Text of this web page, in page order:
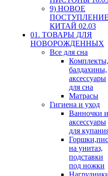
9) НОВОЕ
ПОСТУПЛЕНИЕ
КИТАЙ 02.03
01. ТОВАРЫ ДЛЯ
НОВОРОЖДЕННЫХ
Все для сна
балдахины,
аксессуары
для сна
Матрасы
Гигиена и уход
Ванночки и
аксессуары
для
на унитаз,
подставки
под ножки